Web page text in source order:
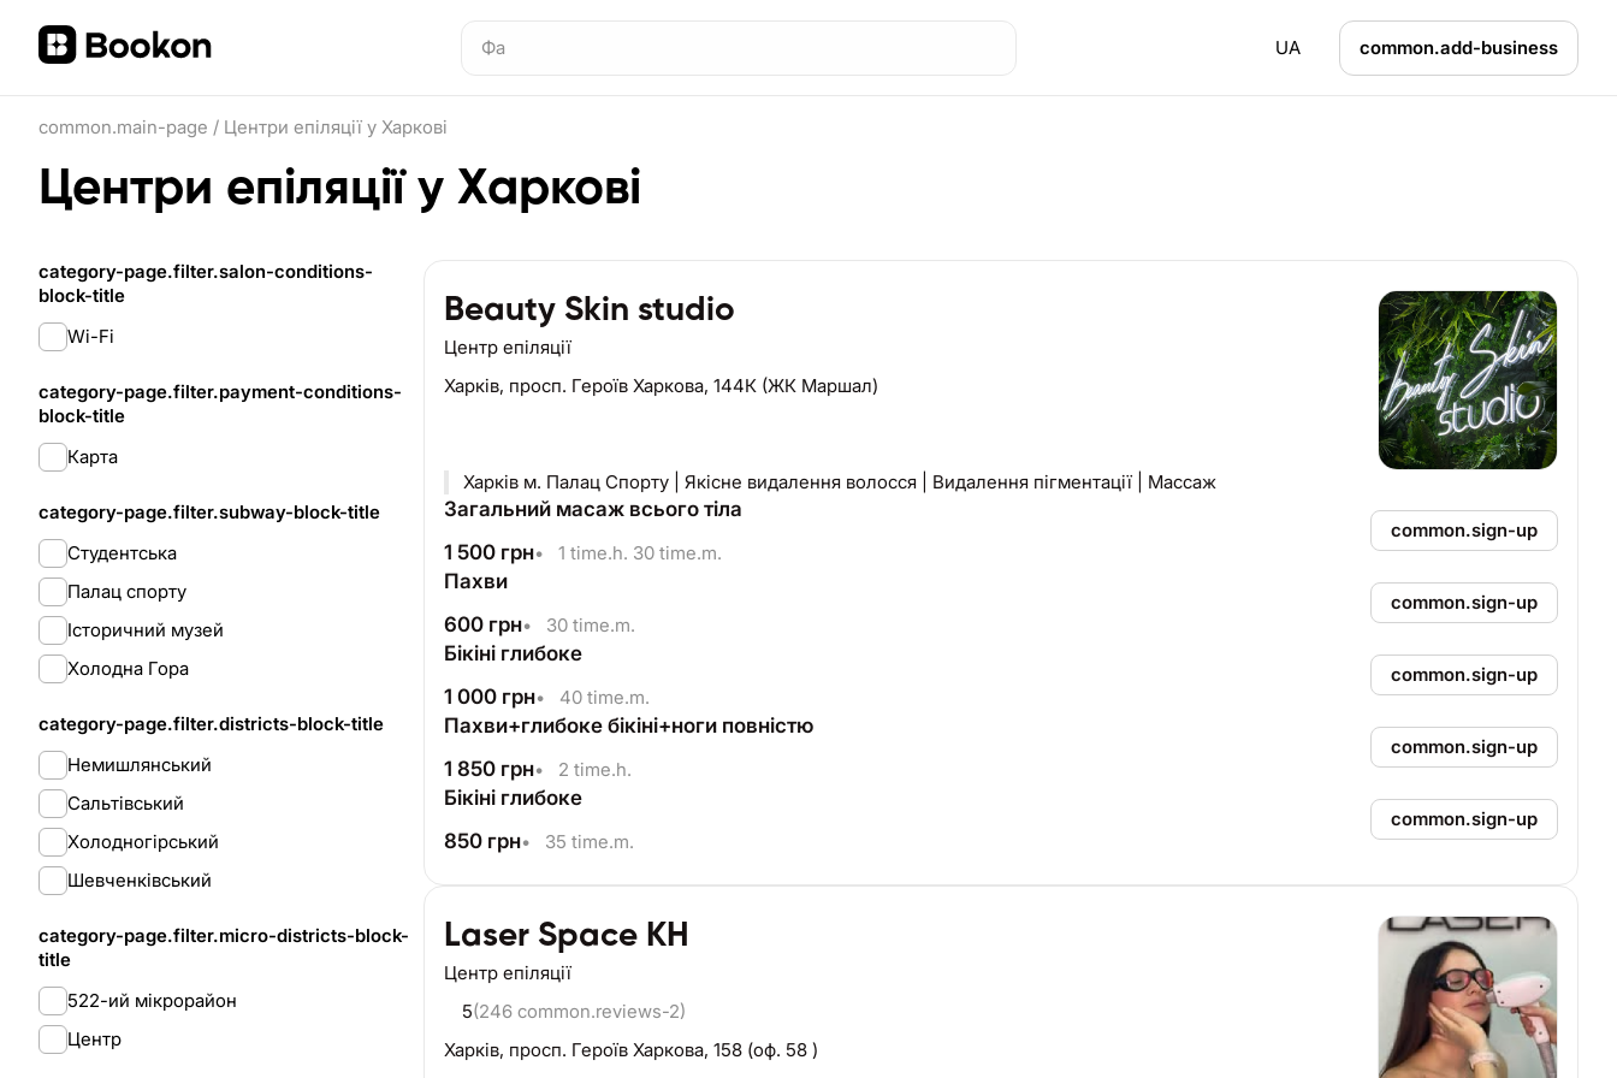
UA common.add-business
common.main-page / Центри епіляції у Харкові
Центри епіляції у Харкові
category-page.filter.salon-conditions-
block-title
Wi-Fi
category-page.filter.payment-conditions-
block-title
Карта
category-page.filter.subway-block-title
Студентська
Палац спорту
Історичний музей
Холодна Гора
category-page.filter.districts-block-title
Немишлянський
Сальтівський
Холодногірський
Шевченківський
category-page.filter.micro-districts-block-
title
522-ий мікрорайон
Центр
Beauty Skin studio
Центр епіляції
Харків, просп. Героїв Харкова, 144К (ЖК Маршал)
Харків м. Палац Спорту | Якісне видалення волосся | Видалення пігментації | Массаж
Загальний масаж всього тіла
1 500 грн• 1 time.h. 30 time.m.
common.sign-up
Пахви
600 грн• 30 time.m.
common.sign-up
Бікіні глибоке
1 000 грн• 40 time.m.
common.sign-up
Пахви+глибоке бікіні+ноги повністю
1 850 грн• 2 time.h.
common.sign-up
Бікіні глибоке
850 грн• 35 time.m.
common.sign-up
Laser Space KH
Центр епіляції
5(246 common.reviews-2)
Харків, просп. Героїв Харкова, 158 (оф. 58 )